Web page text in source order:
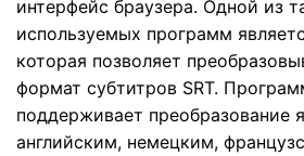
интерфейс браузера. Одной из
используемых программ
которая позволяет
формат субтитров SRT.
поддерживает преобразование
английским, немецким,